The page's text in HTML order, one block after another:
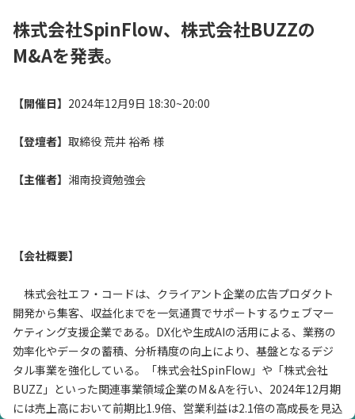
株式会社SpinFlow、株式会社BUZZの
M&Aを発表。
【開催日】 2024年12月9日 18:30~20:00
【登壇者】 取締役 荒井 裕希 様
【主催者】 湘南投資勉強会
【会社概要】
株式会社エフ・コードは、クライアント企業の広告プロダクト
開発から集客、収益化までを一気通貫でサポートするウェブマー
ケティング支援企業である。DX化や生成AIの活用による、業務の
効率化やデータの蓄積、分析精度の向上により、基盤となるデジ
タル事業を強化している。「株式会社SpinFlow」や「株式会社
BUZZ」といった関連事業領域企業のM＆Aを行い、2024年12月期
には売上高において前期比1.9倍、営業利益は2.1倍の高成長を見込